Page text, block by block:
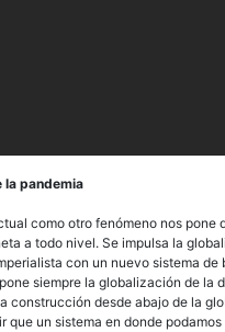
la pandemia
como otro fenómeno nos pone
a todo nivel. Se impulsa la
con un nuevo sistema de
siempre la globalización de la
construcción desde abajo de la
que un sistema en donde